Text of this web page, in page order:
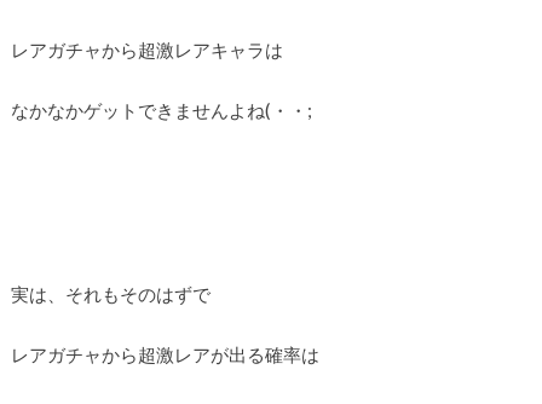
レアガチャから超激レアキャラは
なかなかゲットできませんよね(・・;
実は、それもそのはずで
レアガチャから超激レアが出る確率は